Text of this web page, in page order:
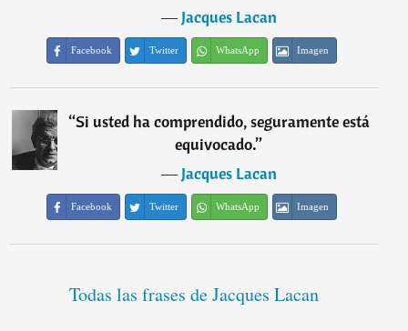
―Jacques Lacan
Facebook Twitter WhatsApp Imagen
“Si usted ha comprendido, seguramente está
equivocado.”
―Jacques Lacan
Facebook Twitter WhatsApp Imagen
Todas las frases de Jacques Lacan